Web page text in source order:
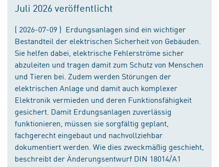
Juli 2026 veröffentlicht
( 2026-07-09 ) Erdungsanlagen sind ein wichtiger
Bestandteil der elektrischen Sicherheit von Gebäuden.
Sie helfen dabei, elektrische Fehlerströme sicher
abzuleiten und tragen damit zum Schutz von Menschen
und Tieren bei. Zudem werden Störungen der
elektrischen Anlage und damit auch komplexer
Elektronik vermieden und deren Funktionsfähigkeit
gesichert. Damit Erdungsanlagen zuverlässig
funktionieren, müssen sie sorgfältig geplant,
fachgerecht eingebaut und nachvollziehbar
dokumentiert werden. Wie dies zweckmäßig geschieht,
beschreibt der Änderungsentwurf DIN 18014/A1